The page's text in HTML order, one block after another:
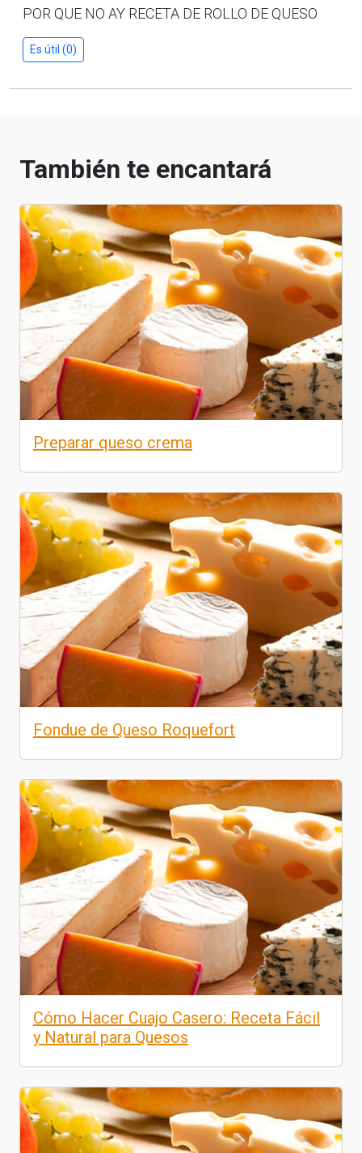
POR QUE NO AY RECETA DE ROLLO DE QUESO
Es útil (0)
También te encantará
Preparar queso crema
Fondue de Queso Roquefort
Cómo Hacer Cuajo Casero: Receta Fácil
y Natural para Quesos